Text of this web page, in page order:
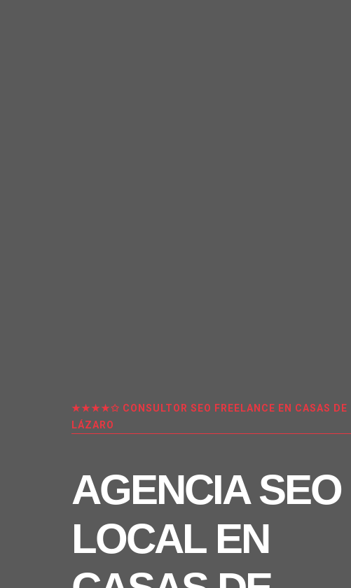
★★★★✩ CONSULTOR SEO FREELANCE EN CASAS DE
LÁZARO
AGENCIA SEO
LOCAL EN